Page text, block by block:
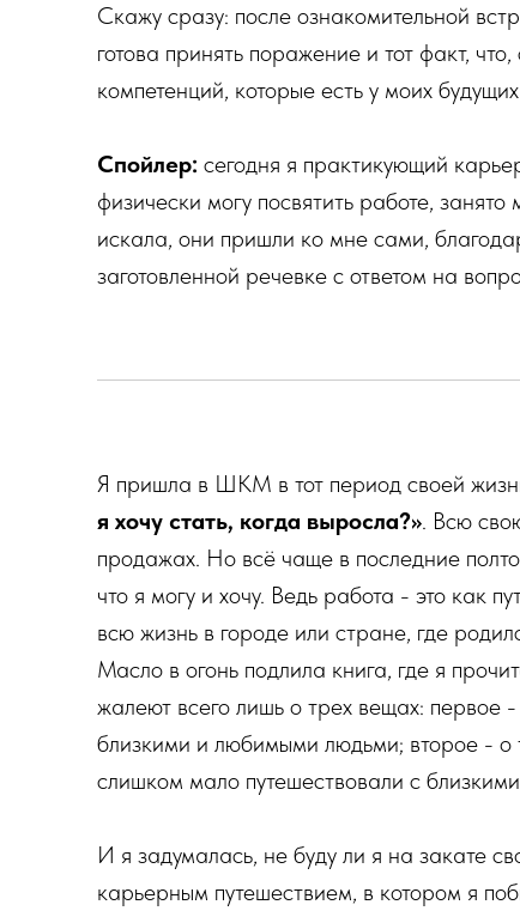
Скажу сразу: после ознакомительной
готова принять поражение и тот факт,
компетенций, которые есть у моих будущих
Спойлер: сегодня я практикующий
физически могу посвятить работе,
искала, они пришли ко мне сами,
заготовленной речевке с ответом на
Я пришла в ШКМ в тот период своей
я хочу стать, когда выросла?». Всю
продажах. Но всё чаще в последние
что я могу и хочу. Ведь работа - это как
всю жизнь в городе или стране, где
Масло в огонь подлила книга, где я
жалеют всего лишь о трех вещах:
близкими и любимыми людьми; второе - о
слишком мало путешествовали с
И я задумалась, не буду ли я на закате
карьерным путешествием, в котором я